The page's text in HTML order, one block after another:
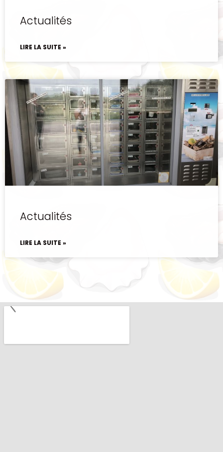
Actualités
LIRE LA SUITE »
Actualités
LIRE LA SUITE »